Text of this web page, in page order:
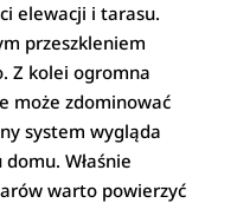
elewacji i tarasu.
przeszkleniem
Z kolei ogromna
może zdominować
system wygląda
Właśnie
warto powierzyć